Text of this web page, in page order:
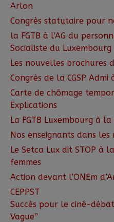
Arlon
Congrès statutaire pour
la FGTB à l’AG du
Socialiste du Luxembourg
Les nouvelles brochures
Congrès de la CGSP Admi
Carte de chômage
Explications
La FGTB Luxembourg à
Nos enseignants dans les
Le Setca Lux dit STOP à
femmes
Action devant l’ONEm
CEPPST
Succès pour le ciné-
Vague”